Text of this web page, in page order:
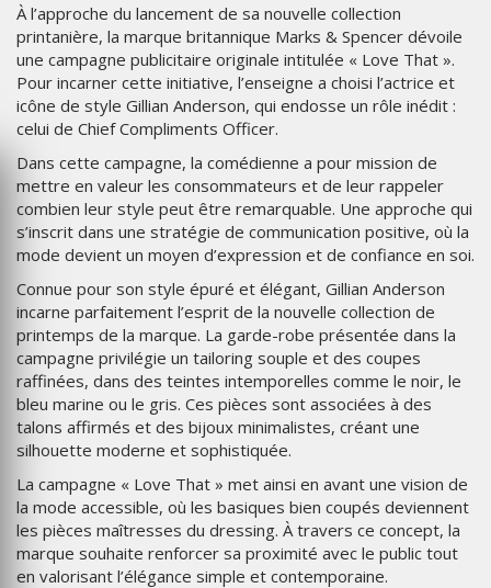
À l’approche du lancement de sa nouvelle collection
printanière, la marque britannique Marks & Spencer dévoile
une campagne publicitaire originale intitulée « Love That ».
Pour incarner cette initiative, l’enseigne a choisi l’actrice et
icône de style Gillian Anderson, qui endosse un rôle inédit :
celui de Chief Compliments Officer.
Dans cette campagne, la comédienne a pour mission de
mettre en valeur les consommateurs et de leur rappeler
combien leur style peut être remarquable. Une approche qui
s’inscrit dans une stratégie de communication positive, où la
mode devient un moyen d’expression et de confiance en soi.
Connue pour son style épuré et élégant, Gillian Anderson
incarne parfaitement l’esprit de la nouvelle collection de
printemps de la marque. La garde-robe présentée dans la
campagne privilégie un tailoring souple et des coupes
raffinées, dans des teintes intemporelles comme le noir, le
bleu marine ou le gris. Ces pièces sont associées à des
talons affirmés et des bijoux minimalistes, créant une
silhouette moderne et sophistiquée.
La campagne « Love That » met ainsi en avant une vision de
la mode accessible, où les basiques bien coupés deviennent
les pièces maîtresses du dressing. À travers ce concept, la
marque souhaite renforcer sa proximité avec le public tout
en valorisant l’élégance simple et contemporaine.